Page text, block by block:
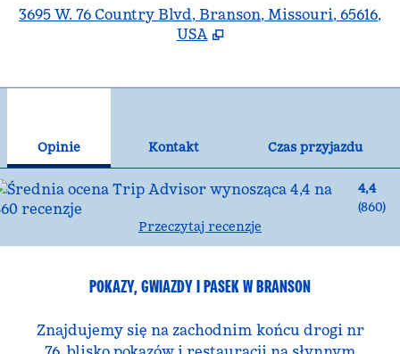
3695 W. 76 Country Blvd, Branson, Missouri, 65616,
USA
Opinie Kontakt
Czas przyjazdu
4,4
(860)
Przeczytaj recenzje
POKAZY, GWIAZDY I PASEK W BRANSON
Znajdujemy się na zachodnim końcu drogi nr